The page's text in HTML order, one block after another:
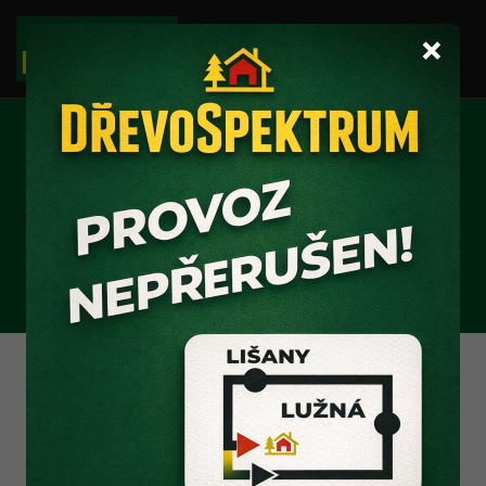
KOLÍKY K
RAJČATŮM
CENA ZA ks
22.-/ks
×